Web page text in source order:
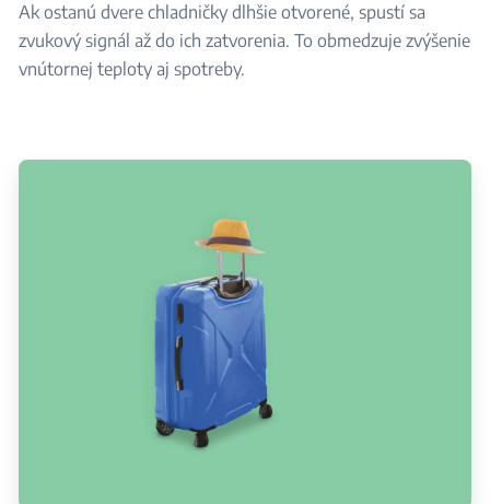
Ak ostanú dvere chladničky dlhšie otvorené, spustí sa
zvukový signál až do ich zatvorenia. To obmedzuje zvýšenie
vnútornej teploty aj spotreby.